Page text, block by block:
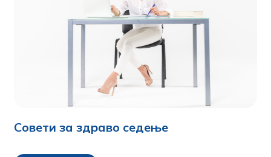
Совети за здраво седење